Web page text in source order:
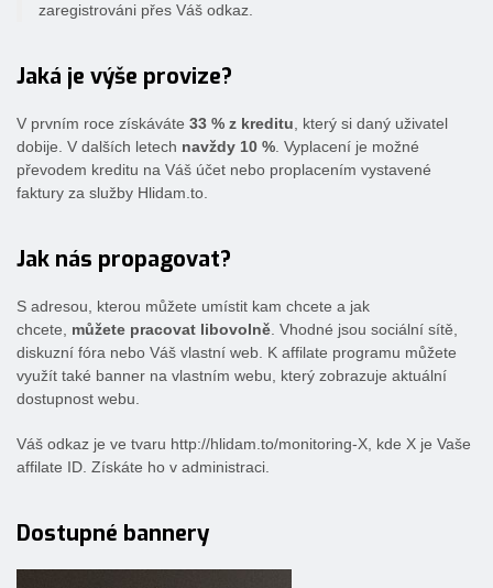
zaregistrováni přes Váš odkaz.
Jaká je výše provize?
V prvním roce získáváte 33 % z kreditu, který si daný uživatel
dobije. V dalších letech navždy 10 %. Vyplacení je možné
převodem kreditu na Váš účet nebo proplacením vystavené
faktury za služby Hlidam.to.
Jak nás propagovat?
S adresou, kterou můžete umístit kam chcete a jak
chcete, můžete pracovat libovolně. Vhodné jsou sociální sítě,
diskuzní fóra nebo Váš vlastní web. K affilate programu můžete
využít také banner na vlastním webu, který zobrazuje aktuální
dostupnost webu.
Váš odkaz je ve tvaru http://hlidam.to/monitoring-X, kde X je Vaše
affilate ID. Získáte ho v administraci.
Dostupné bannery